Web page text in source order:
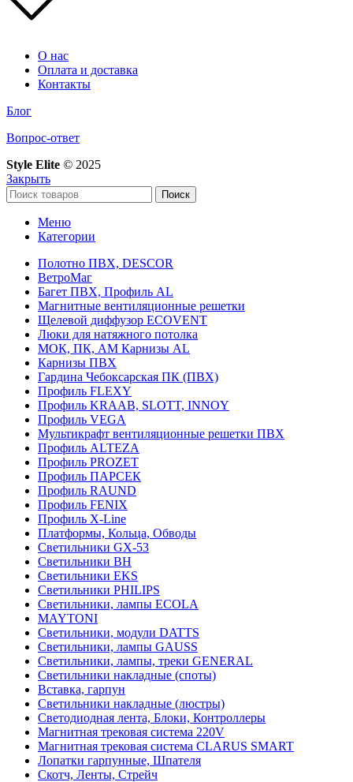
О нас
Оплата и доставка
Контакты
Блог
Вопрос-ответ
Style Elite © 2025
Закрыть
Поиск
Меню
Категории
Полотно ПВХ, DESCOR
ВетроМаг
Багет ПВХ, Профиль AL
Магнитные вентиляционные решетки
Щелевой диффузор ECOVENT
Люки для натяжного потолка
МОК, ПК, АМ Карнизы AL
Карнизы ПВХ
Гардина Чебоксарская ПК (ПВХ)
Профиль FLEXY
Профиль KRAAB, SLOTT, INNOY
Профиль VEGA
Мультикрафт вентиляционные решетки ПВХ
Профиль ALTEZA
Профиль PROZET
Профиль ПАРСЕК
Профиль RAUND
Профиль FENIX
Профиль Х-Line
Платформы, Кольца, Обводы
Светильники GX-53
Светильники BH
Светильники EKS
Светильники PHILIPS
Светильники, лампы ECOLA
MAYTONI
Светильники, модули DATTS
Светильники, лампы GAUSS
Светильники, лампы, треки GENERAL
Светильники накладные (споты)
Вставка, гарпун
Светильники накладные (люстры)
Светодиодная лента, Блоки, Контроллеры
Магнитная трековая система 220V
Магнитная трековая система CLARUS SMART
Лопатки гарпунные, Шпателя
Скотч, Ленты, Стрейч